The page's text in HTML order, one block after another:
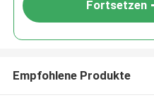
Fortsetzen
Empfohlene Produkte